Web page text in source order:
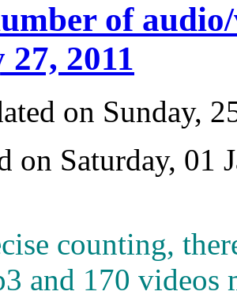
of
2011
on Sunday,
on Saturday, 01
counting,
and 170 videos